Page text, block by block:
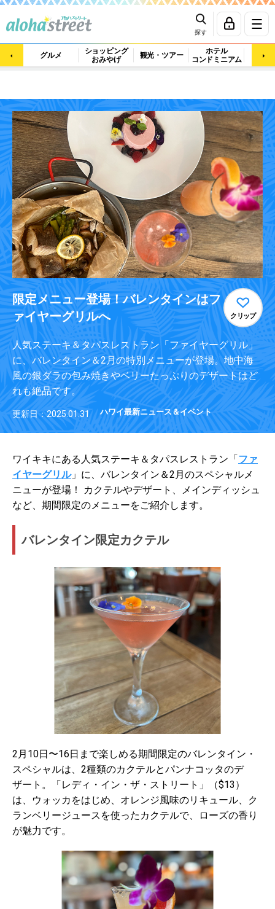
探す
グルメ
ショッピング
おみやげ
観光・ツアー
ホテル
コンドミニアム
マッ
限定メニュー登場！バレンタインはフ
ァイヤーグリルへ
クリップ
人気ステーキ＆タパスレストラン「ファイヤーグリル」
に、バレンタイン＆2月の特別メニューが登場。地中海
風の銀ダラの包み焼きやベリーたっぷりのデザートはど
れも絶品です。
更新日：2025.01.31 ハワイ最新ニュース＆イベント
ワイキキにある人気ステーキ＆タパスレストラン「ファ
イヤーグリル」に、バレンタイン＆2月のスペシャルメ
ニューが登場！ カクテルやデザート、メインディッシュ
など、期間限定のメニューをご紹介します。
バレンタイン限定カクテル
2月10日〜16日まで楽しめる期間限定のバレンタイン・
スペシャルは、2種類のカクテルとパンナコッタのデ
ザート。「レディ・イン・ザ・ストリート」（$13）
は、ウォッカをはじめ、オレンジ風味のリキュール、ク
ランベリージュースを使ったカクテルで、ローズの香り
が魅力です。